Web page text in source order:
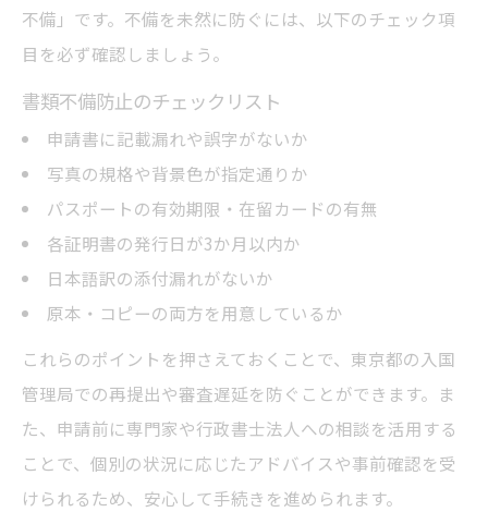
不備」です。不備を未然に防ぐには、以下のチェック項
目を必ず確認しましょう。
書類不備防止のチェックリスト
申請書に記載漏れや誤字がないか
写真の規格や背景色が指定通りか
パスポートの有効期限・在留カードの有無
各証明書の発行日が3か月以内か
日本語訳の添付漏れがないか
原本・コピーの両方を用意しているか
これらのポイントを押さえておくことで、東京都の入国
管理局での再提出や審査遅延を防ぐことができます。ま
た、申請前に専門家や行政書士法人への相談を活用する
ことで、個別の状況に応じたアドバイスや事前確認を受
けられるため、安心して手続きを進められます。